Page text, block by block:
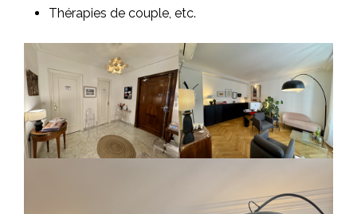
Thérapies de couple, etc.